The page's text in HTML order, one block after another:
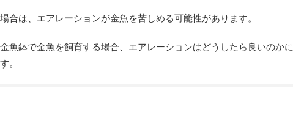
合は、エアレーションが金魚を苦しめる可能性があります。
魚鉢で金魚を飼育する場合、エアレーションはどうしたら良いのかに
。